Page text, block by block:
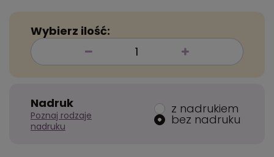
Wybierz ilość:
Nadruk
Poznaj rodzaje
nadruku
z nadrukiem
bez nadruku